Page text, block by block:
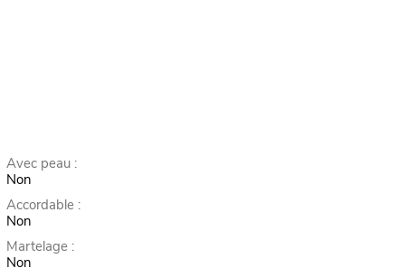
Avec peau :
Non
Accordable :
Non
Martelage :
Non